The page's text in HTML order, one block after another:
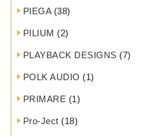
PIEGA(38)
PILIUM (2)
PLAYBACK DESIGNS (7)
POLK AUDIO (1)
PRIMARE (1)
Pro-Ject (18)